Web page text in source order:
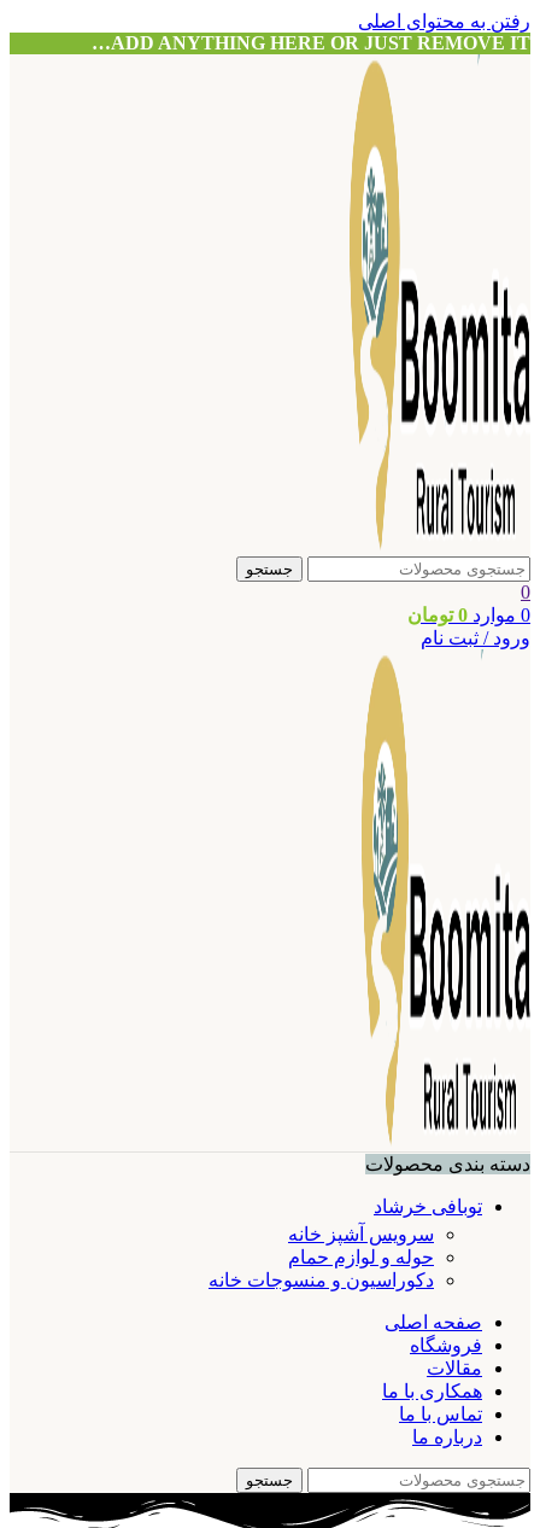
رفتن به محتوای اصلی
ADD ANYTHING HERE OR JUST REMOVE IT…
جستجو
0
0 موارد 0 تومان
ورود / ثبت نام
دسته بندی محصولات
توبافی خرشاد
سرویس آشپز خانه
حوله و لوازم حمام
دکوراسیون و منسوجات خانه
صفحه اصلی
فروشگاه
مقالات
همکاری با ما
تماس با ما
درباره ما
جستجو